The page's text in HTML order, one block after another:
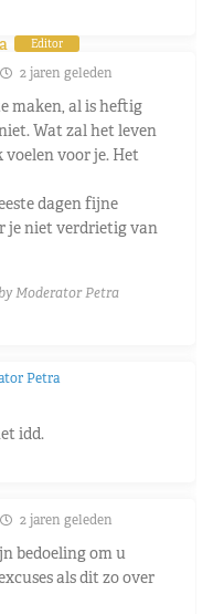
Editor
2 jaren geleden
maken, al is heftig
Wat zal het leven
voor je. Het
dagen fijne
je niet verdrietig van
Moderator Petra
Petra
idd.
2 jaren geleden
bedoeling om u
als dit zo over